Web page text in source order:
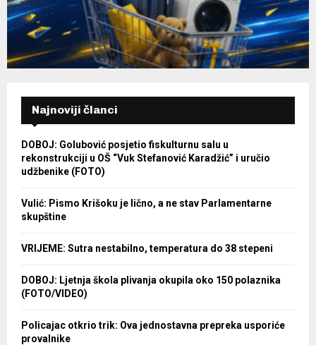
Najnoviji članci
DOBOJ: Golubović posjetio fiskulturnu salu u
rekonstrukciji u OŠ “Vuk Stefanović Karadžić” i uručio
udžbenike (FOTO)
Vulić: Pismo Krišoku je lično, a ne stav Parlamentarne
skupštine
VRIJEME: Sutra nestabilno, temperatura do 38 stepeni
DOBOJ: Ljetnja škola plivanja okupila oko 150 polaznika
(FOTO/VIDEO)
Policajac otkrio trik: Ova jednostavna prepreka usporiće
provalnike